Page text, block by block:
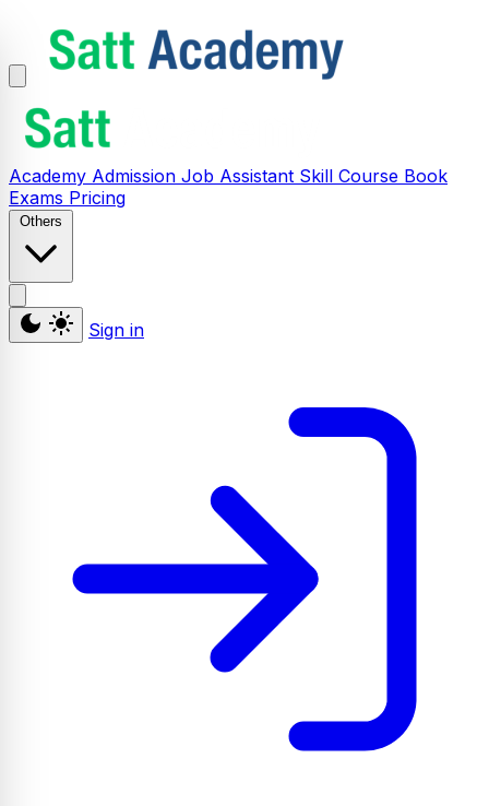
Academy Admission Job Assistant Skill Course Book
Exams Pricing
Others
Sign in